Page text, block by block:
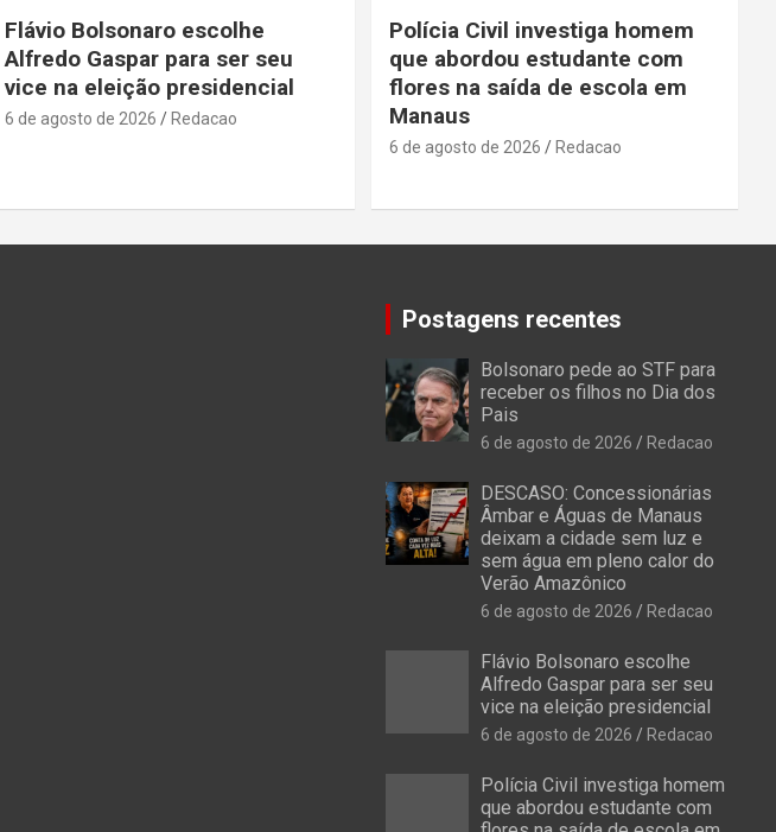
Flávio Bolsonaro escolhe
Alfredo Gaspar para ser seu
vice na eleição presidencial
6 de agosto de 2026 Redacao
Polícia Civil investiga homem
que abordou estudante com
flores na saída de escola em
Manaus
6 de agosto de 2026 Redacao
Postagens recentes
Bolsonaro pede ao STF para
receber os filhos no Dia dos
Pais
6 de agosto de 2026 Redacao
DESCASO: Concessionárias
Âmbar e Águas de Manaus
deixam a cidade sem luz e
sem água em pleno calor do
Verão Amazônico
6 de agosto de 2026 Redacao
Flávio Bolsonaro escolhe
Alfredo Gaspar para ser seu
vice na eleição presidencial
6 de agosto de 2026 Redacao
Polícia Civil investiga homem
que abordou estudante com